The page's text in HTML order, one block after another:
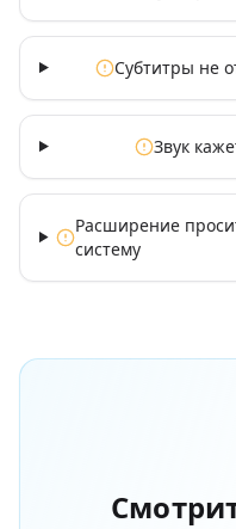
Субтитры не
Звук
Расширение
систему